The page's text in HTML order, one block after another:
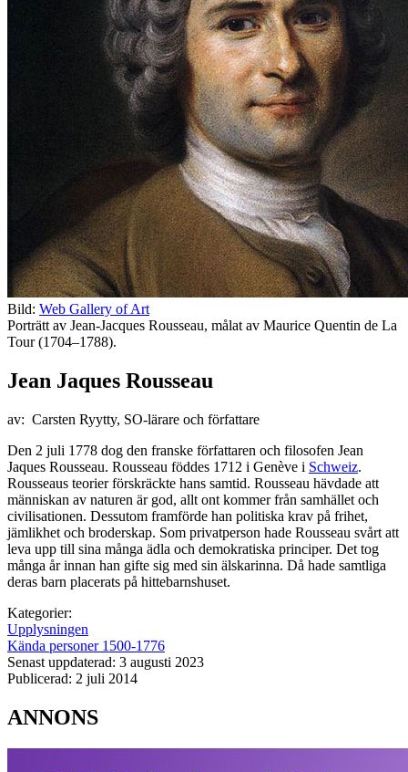
Bild: Web Gallery of Art
Porträtt av Jean-Jacques Rousseau, målat av Maurice Quentin de La
Tour (1704–1788).
Jean Jaques Rousseau
av: Carsten Ryytty, SO-lärare och författare
Den 2 juli 1778 dog den franske författaren och filosofen Jean
Jaques Rousseau. Rousseau föddes 1712 i Genève i Schweiz.
Rousseaus teorier förskräckte hans samtid. Rousseau hävdade att
människan av naturen är god, allt ont kommer från samhället och
civilisationen. Dessutom framförde han politiska krav på frihet,
jämlikhet och broderskap. Som privatperson hade Rousseau svårt att
leva upp till sina många ädla och demokratiska principer. Det tog
många år innan han gifte sig med sin älskarinna. Då hade samtliga
deras barn placerats på hittebarnshuset.
Kategorier:
Upplysningen
Kända personer 1500-1776
Senast uppdaterad: 3 augusti 2023
Publicerad: 2 juli 2014
ANNONS